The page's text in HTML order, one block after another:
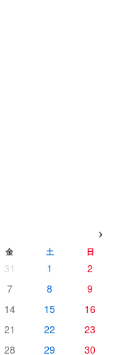
›
金 土 日
31 1
2
7 8
9
14 15
16
21 22
23
28 29 30